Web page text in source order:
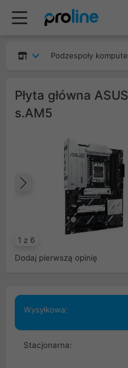
Podzespoły
Płyta główna
s.AM5
1 z 6
Poprzedni
Dodaj pierwszą opinię
Wysyłkowa:
Stacjonarna: